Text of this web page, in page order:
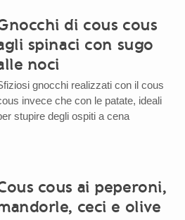
di cous cous
spinaci con sugo
noci
gnocchi realizzati con il cous
invece che con le patate, ideali
stupire degli ospiti a cena
cous ai peperoni,
ceci e olive